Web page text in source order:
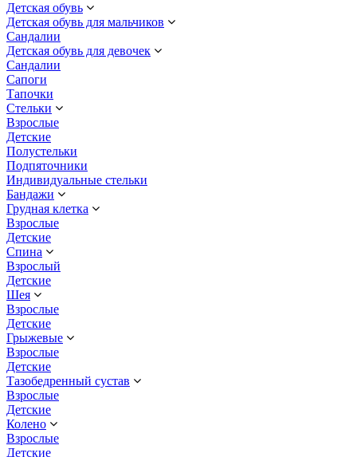
Детская обувь
Детская обувь для мальчиков
Сандалии
Детская обувь для девочек
Сандалии
Сапоги
Тапочки
Стельки
Взрослые
Детские
Полустельки
Подпяточники
Индивидуальные стельки
Бандажи
Грудная клетка
Взрослые
Детские
Спина
Взрослый
Детские
Шея
Взрослые
Детские
Грыжевые
Взрослые
Детские
Тазобедренный сустав
Взрослые
Детские
Колено
Взрослые
Детские